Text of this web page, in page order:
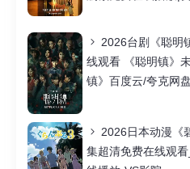
2026台剧《聪明
线观看 《聪明镇》
镇》百度云/夸克网
2026日本动漫《
集超清免费在线观